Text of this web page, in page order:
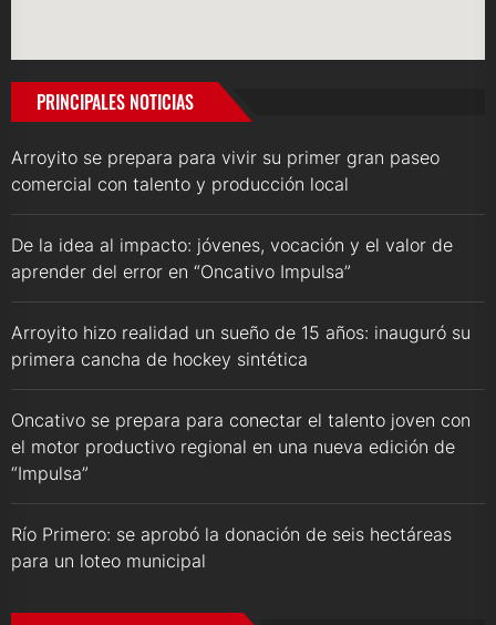
PRINCIPALES NOTICIAS
Arroyito se prepara para vivir su primer gran paseo
comercial con talento y producción local
De la idea al impacto: jóvenes, vocación y el valor de
aprender del error en “Oncativo Impulsa”
Arroyito hizo realidad un sueño de 15 años: inauguró su
primera cancha de hockey sintética
Oncativo se prepara para conectar el talento joven con
el motor productivo regional en una nueva edición de
“Impulsa”
Río Primero: se aprobó la donación de seis hectáreas
para un loteo municipal